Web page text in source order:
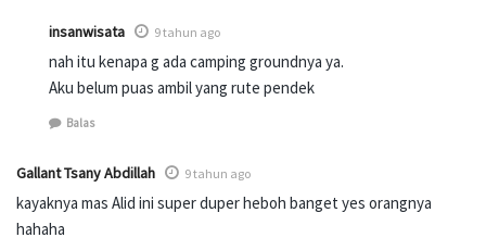
insanwisata 9 tahun ago
nah itu kenapa g ada camping groundnya ya.
Aku belum puas ambil yang rute pendek
Balas
Gallant Tsany Abdillah 9 tahun ago
kayaknya mas Alid ini super duper heboh banget yes orangnya
hahaha